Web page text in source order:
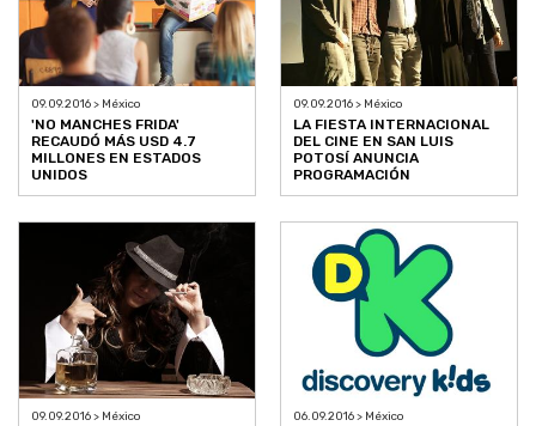
09.09.2016 > México
'NO MANCHES FRIDA'
RECAUDÓ MÁS USD 4.7
MILLONES EN ESTADOS
UNIDOS
09.09.2016 > México
LA FIESTA INTERNACIONAL
DEL CINE EN SAN LUIS
POTOSÍ ANUNCIA
PROGRAMACIÓN
09.09.2016 > México 06.09.2016 > México